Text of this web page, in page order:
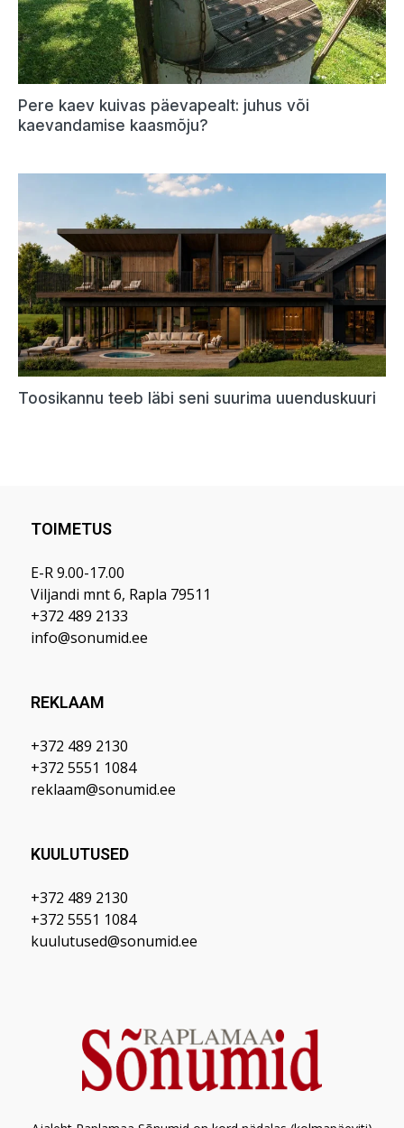
TOIMETUS
E-R 9.00-17.00
Viljandi mnt 6, Rapla 79511
+372 489 2133
info@sonumid.ee
REKLAAM
+372 489 2130
+372 5551 1084
reklaam@sonumid.ee
KUULUTUSED
+372 489 2130
+372 5551 1084
kuulutused@sonumid.ee